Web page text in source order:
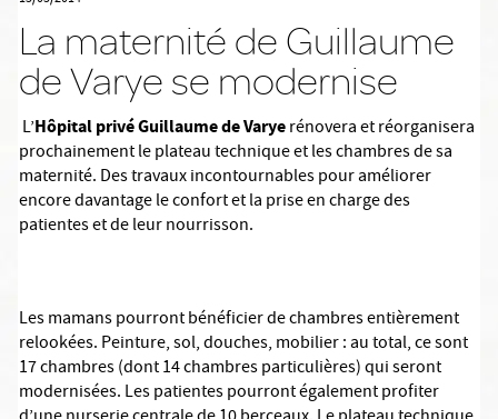
La maternité de Guillaume
de Varye se modernise
L’Hôpital privé Guillaume de Varyerénovera et réorganisera
prochainement le plateau technique et les chambres de sa
maternité. Des travaux incontournables pour améliorer
encore davantage le confort et la prise en charge des
patientes et de leur nourrisson.
Les mamans pourront bénéficier de chambres entièrement
relookées. Peinture, sol, douches, mobilier : au total, ce sont
17 chambres (dont 14 chambres particulières) qui seront
modernisées. Les patientes pourront également profiter